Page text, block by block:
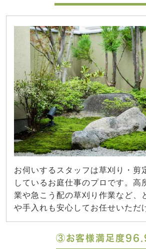
お伺いするスタッフは草刈り・剪
しているお庭仕事のプロです。高
業や急こう配の草刈り作業など、
や手入れも安心してお任せいただ
③お客様満足度